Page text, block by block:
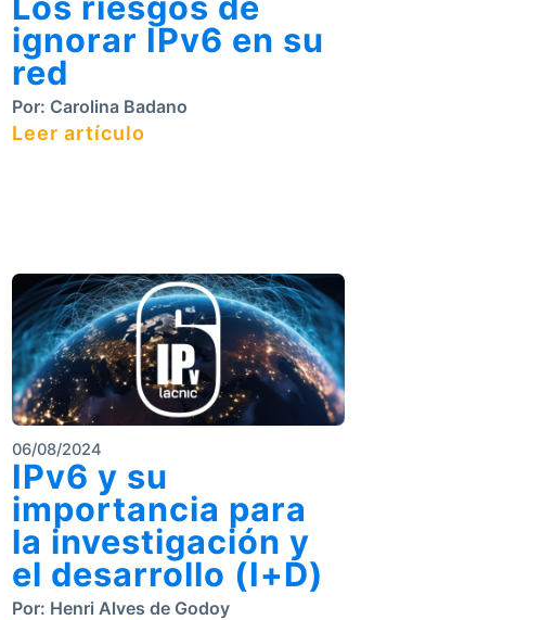
ignorar IPv6 en su
red
Por: Carolina Badano
Leer artículo
06/08/2024
IPv6 y su
importancia para
la investigación y
el desarrollo (I+D)
Por: Henri Alves de Godoy